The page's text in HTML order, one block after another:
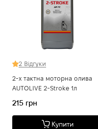
2 Відгуки
2-х тактна моторна олива
AUTOLIVE 2-Stroke 1л
215 грн
Купити